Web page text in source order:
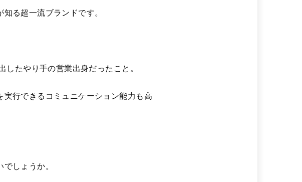
る超一流ブランドです。
たやり手の営業出身だったこと。
行できるコミュニケーション能力も高
しょうか。